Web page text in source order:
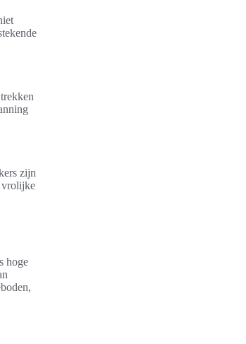
zijn
vrolijke
hoge